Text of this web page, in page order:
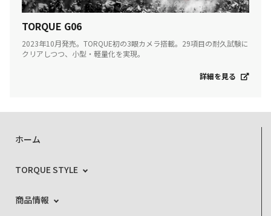
TORQUE G06
2023年10月発売。TORQUE初の3眼カメラ搭載。29項目の耐久試験に
クリアしつつ、小型・軽量化を実現。
詳細を見る
ホーム
TORQUE STYLE
商品情報